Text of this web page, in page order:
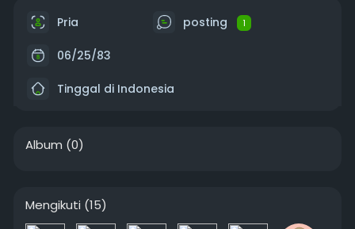
Pria posting 1
06/25/83
Tinggal di Indonesia
Album (0)
Mengikuti (15)